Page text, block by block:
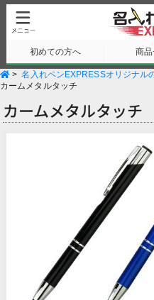
初めての方へ 商
サンプル請求
> 名入れペンEXPRESSオリジナル
カームメタルタッチ
カームメタルタッチ